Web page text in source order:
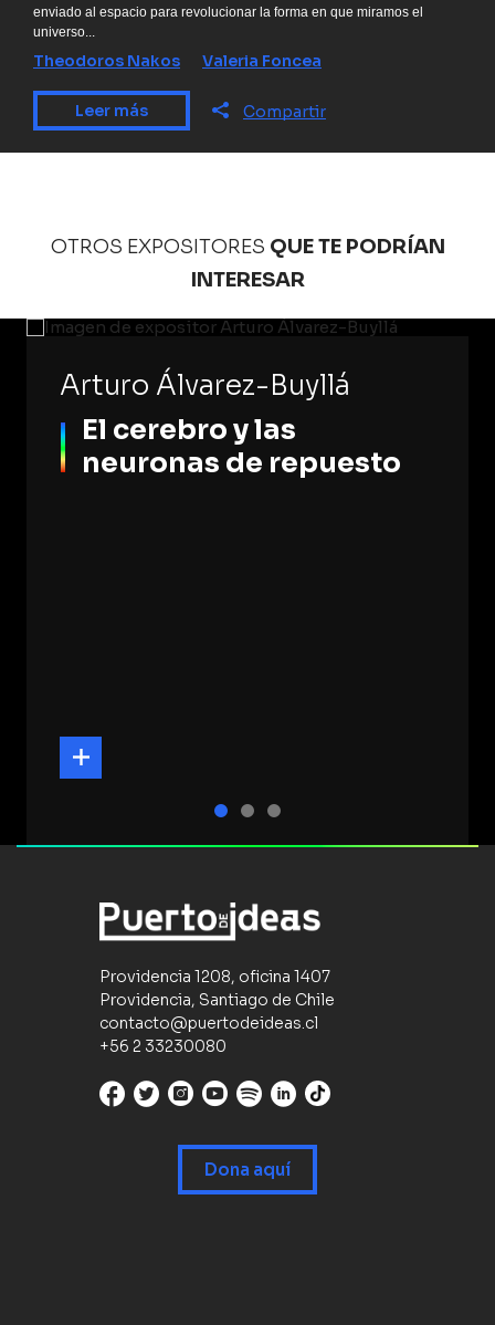
enviado al espacio para revolucionar la forma en que miramos el
universo...
Theodoros Nakos Valeria Foncea
Leer más Compartir
OTROS EXPOSITORES QUE TE PODRÍAN
INTERESAR
Arturo Álvarez-Buyllá
El cerebro y las
neuronas de repuesto
Providencia 1208, oficina 1407
Providencia, Santiago de Chile
contacto@puertodeideas.cl
+56 2 33230080
Dona aquí